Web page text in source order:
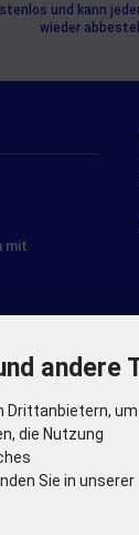
und kann
wieder
mit
andere
Drittanbietern, um
die Nutzung
Sie in unserer